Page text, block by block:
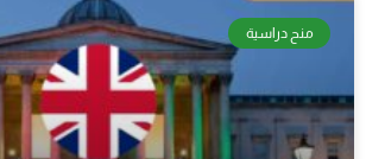
منح دراسية